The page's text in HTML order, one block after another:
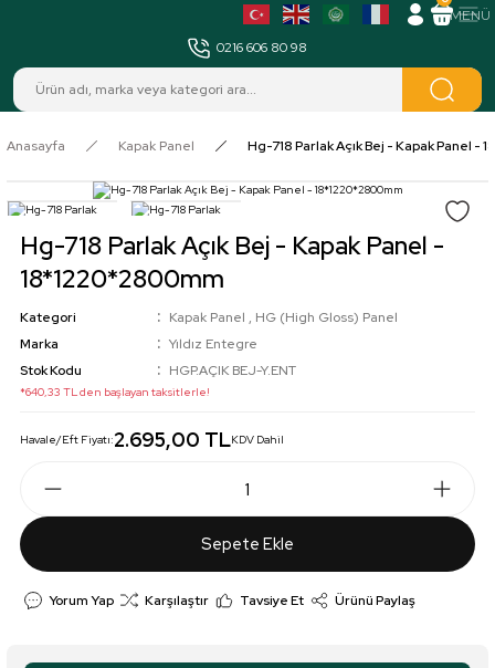
0216 606 80 98
Anasayfa Kapak Panel Hg-718 Parlak Açık Bej - Kapak Panel -
Hg-718 Parlak Açık Bej - Kapak Panel -
18*1220*2800mm
Kategori Kapak Panel , HG (High Gloss) Panel
Marka
Yıldız Entegre
Stok Kodu
HGP.AÇIK BEJ-Y.ENT
*640,33 TL den başlayan taksitlerle!
Havale/Eft Fiyatı:2.695,00 TLKDV Dahil
Sepete Ekle
Yorum Yap Karşılaştır Tavsiye Et Ürünü Paylaş